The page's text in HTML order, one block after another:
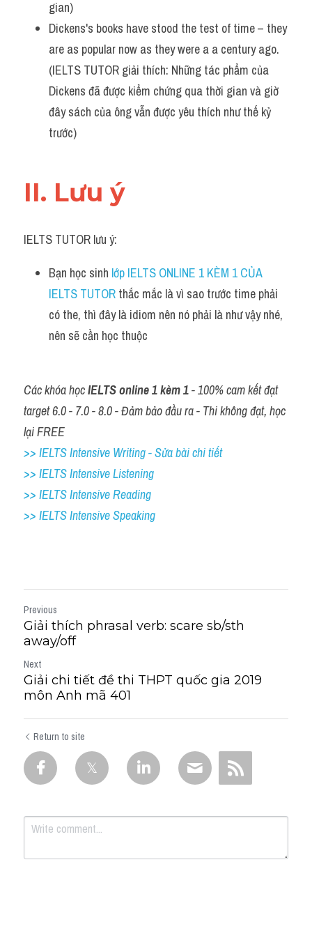
gian)
Dickens's books have stood the test of time – they
are as popular now as they were a a century ago.
(IELTS TUTOR giải thích: Những tác phẩm của
Dickens đã được kiểm chứng qua thời gian và giờ
đây sách của ông vẫn được yêu thích như thế kỷ
trước)
II. Lưu ý
IELTS TUTOR lưu ý:
Bạn học sinh lớp IELTS ONLINE 1 KÈM 1 CỦA
IELTS TUTOR thắc mắc là vì sao trước time phải
có the, thì đây là idiom nên nó phải là như vậy nhé,
nên sẽ cần học thuộc
Các khóa học IELTS online 1 kèm 1 - 100% cam kết đạt
target 6.0 - 7.0 - 8.0 - Đảm bảo đầu ra - Thi không đạt, học
lại FREE
>> IELTS Intensive Writing - Sửa bài chi tiết
>> IELTS Intensive Listening
>> IELTS Intensive Reading
>> IELTS Intensive Speaking
Previous
Giải thích phrasal verb: scare sb/sth
away/off
Next
Giải chi tiết đề thi THPT quốc gia 2019
môn Anh mã 401
Return to site